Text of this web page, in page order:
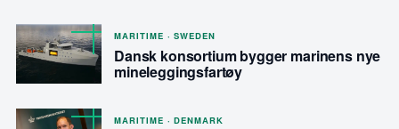
MARITIME · SWEDEN
Dansk konsortium bygger marinens nye
mineleg­gingsfartøy
MARITIME · DENMARK